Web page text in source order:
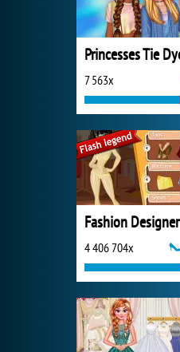
7 563x
Fashion Designer
4 406 704x